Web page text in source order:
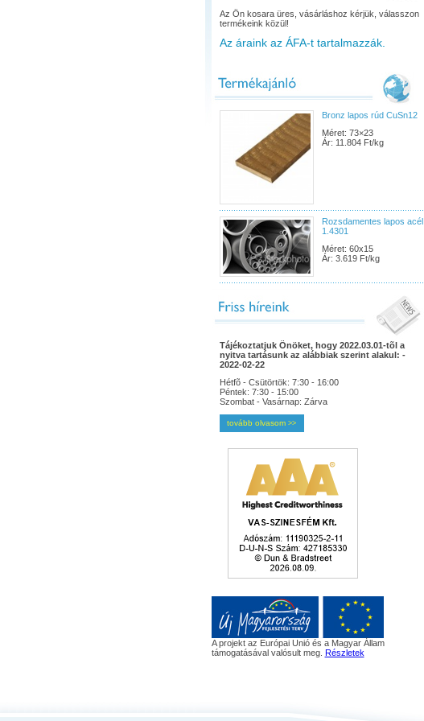
Az Ön kosara üres, vásárláshoz kérjük, válasszon
termékeink közül!
Az áraink az ÁFA-t tartalmazzák.
Bronz lapos rúd CuSn12
Méret: 73×23
Ár: 11.804 Ft/kg
Rozsdamentes lapos acél
1.4301
Méret: 60x15
Ár: 3.619 Ft/kg
Tájékoztatjuk Önöket, hogy 2022.03.01-tõl a
nyitva tartásunk az alábbiak szerint alakul: -
2022-02-22
Hétfõ - Csütörtök: 7:30 - 16:00
Péntek: 7:30 - 15:00
Szombat - Vasárnap: Zárva
tovább olvasom >>
A projekt az Európai Unió és a Magyar Állam
támogatásával valósult meg. Részletek